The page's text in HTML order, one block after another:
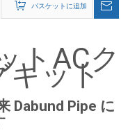
バスケットに追加
トACク
キット
Dabund Pipe に